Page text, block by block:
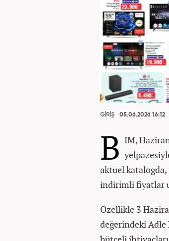
GİRİŞ 05.06.2026 16:12
B İM,
aktüel
indirimli fiyatlar
Özellikle 3
değerindeki Adle